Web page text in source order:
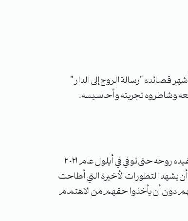
"رسالة الروح إلى الدار"
وشاطروه تجربته وأحاسيسه.
مع وصول شاليش إلى تركيا وتنقّله بين الريحانية وأنطاكيا لم تنتهِ معاناته، أنهك السرطان جسده، وأنهك فقده لولديه وحفيده روحه حتى توفي في أيلول عام ٢٠٢١
يشهد التطورات الأخيرة التي أطاحت
إبداعاتهم دون أن يأخذوا حقهم من الاهتمام